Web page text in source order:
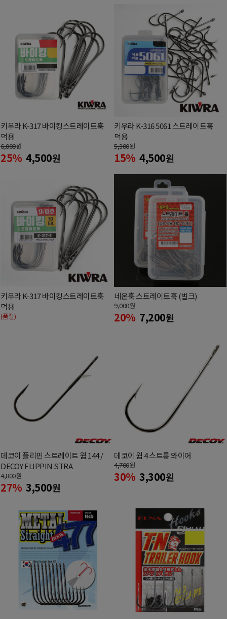
키우라 K-317 바이킹스트레이트훅
덕용
6,000원
25% 4,500원
키우라 K-316 5061 스트레이트훅
덕용
5,300원
15% 4,500원
키우라 K-317 바이킹스트레이트훅
덕용
(품절)
네온훅 스트레이트훅 (벌크)
9,000원
20% 7,200원
데코이 플리핀 스트레이트 웜 144 /
DECOY FLIPPIN STRA
4,800원
27% 3,500원
데코이 웜 4 스트롱 와이어
4,700원
30% 3,300원